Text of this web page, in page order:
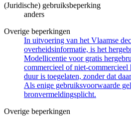
(Juridische) gebruiksbeperking
anders
Overige beperkingen
In uitvoering van het Vlaamse
overheidsinformatie, is het
Modellicentie voor gratis
commercieel of niet-
duur is toegelaten, zonder dat
Als enige gebruiksvoorwaarde
bronvermeldingsplicht.
Overige beperkingen